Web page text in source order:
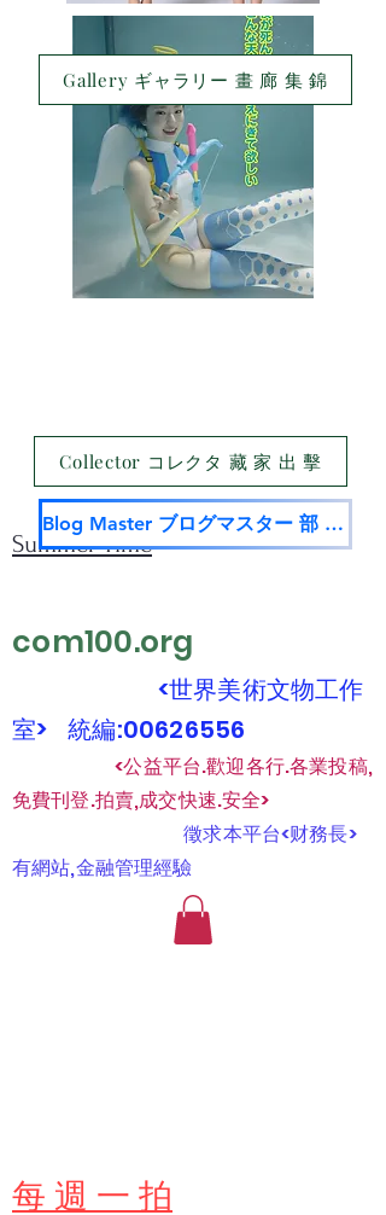
Summer Time
com100.org
<世界美術文物工作
室> 統編:00626556
<公益平台.歡迎各行.各業投稿,
免費刊登.拍賣,成交快速.安全>
​徵求本平台<财務長>
有網站,金融管理經驗
​每 週 一 拍
Gallery ギャラリー 畫 廊 集 錦
Collector コレクタ 藏 家 出 擊
Blog Master ブログマスター 部 落 名 家